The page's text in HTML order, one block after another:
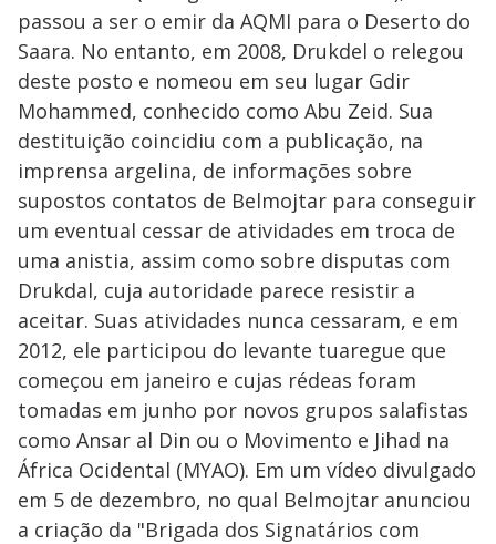
passou a ser o emir da AQMI para o Deserto do
Saara. No entanto, em 2008, Drukdel o relegou
deste posto e nomeou em seu lugar Gdir
Mohammed, conhecido como Abu Zeid. Sua
destituição coincidiu com a publicação, na
imprensa argelina, de informações sobre
supostos contatos de Belmojtar para conseguir
um eventual cessar de atividades em troca de
uma anistia, assim como sobre disputas com
Drukdal, cuja autoridade parece resistir a
aceitar. Suas atividades nunca cessaram, e em
2012, ele participou do levante tuaregue que
começou em janeiro e cujas rédeas foram
tomadas em junho por novos grupos salafistas
como Ansar al Din ou o Movimento e Jihad na
África Ocidental (MYAO). Em um vídeo divulgado
em 5 de dezembro, no qual Belmojtar anunciou
a criação da "Brigada dos Signatários com